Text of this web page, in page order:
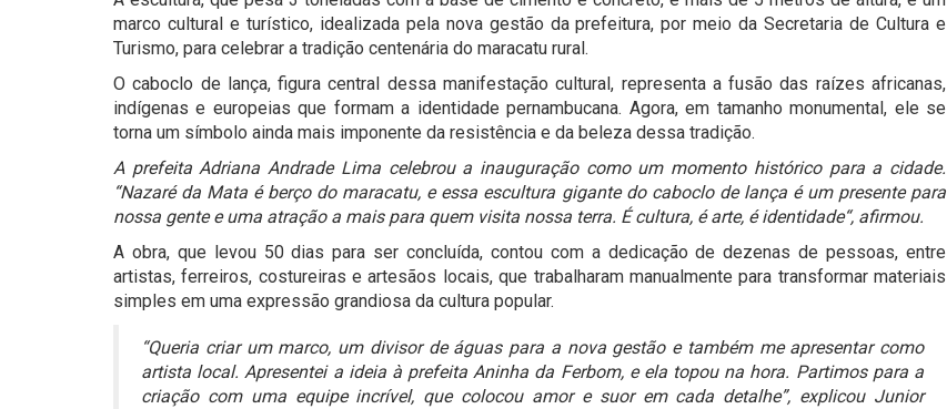
marco cultural e turístico, idealizada pela nova gestão da prefeitura, por meio da Secretaria de Cultura e
Turismo, para celebrar a tradição centenária do maracatu rural.
O caboclo de lança, figura central dessa manifestação cultural, representa a fusão das raízes africanas,
indígenas e europeias que formam a identidade pernambucana. Agora, em tamanho monumental, ele se
torna um símbolo ainda mais imponente da resistência e da beleza dessa tradição.
A prefeita Adriana Andrade Lima celebrou a inauguração como um momento histórico para a cidade.
“Nazaré da Mata é berço do maracatu, e essa escultura gigante do caboclo de lança é um presente para
nossa gente e uma atração a mais para quem visita nossa terra. É cultura, é arte, é identidade“, afirmou.
A obra, que levou 50 dias para ser concluída, contou com a dedicação de dezenas de pessoas, entre
artistas, ferreiros, costureiras e artesãos locais, que trabalharam manualmente para transformar materiais
simples em uma expressão grandiosa da cultura popular.
“Queria criar um marco, um divisor de águas para a nova gestão e também me apresentar como
artista local. Apresentei a ideia à prefeita Aninha da Ferbom, e ela topou na hora. Partimos para a
criação com uma equipe incrível, que colocou amor e suor em cada detalhe”, explicou Junior